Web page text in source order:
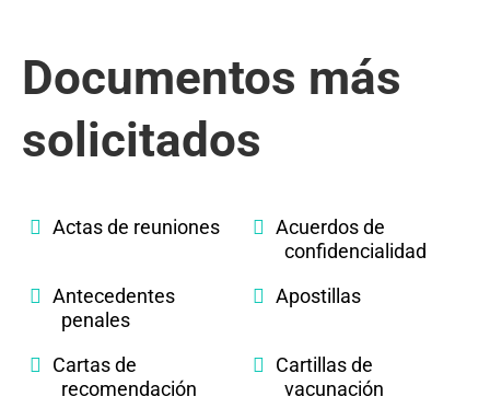
Documentos más
solicitados
Actas de reuniones
Acuerdos de
confidencialidad
Antecedentes
penales
Apostillas
Cartas de
recomendación
Cartillas de
vacunación